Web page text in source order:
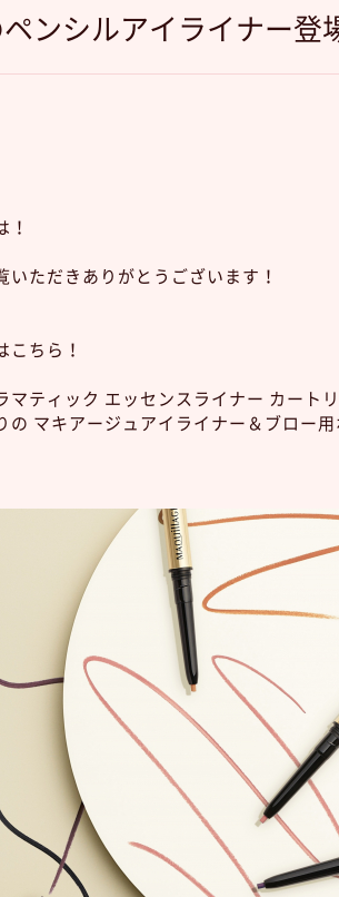
ンシルアイライナー登
！
いただきありがとうございます！
こちら！
ティック エッセンスライナー カー
の マキアージュアイライナー＆ブロー